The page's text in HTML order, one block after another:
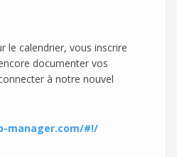
le calendrier, vous inscrire
documenter vos
à notre nouvel
manager.com/#!/